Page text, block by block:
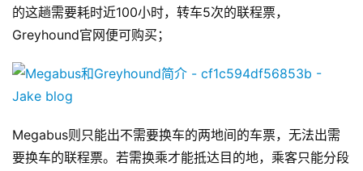
的这趟需要耗时近100小时，转车5次的联程票，
Greyhound官网便可购买；
Megabus则只能出不需要换车的两地间的车票，无法出需
要换车的联程票。若需换乘才能抵达目的地，乘客只能分段